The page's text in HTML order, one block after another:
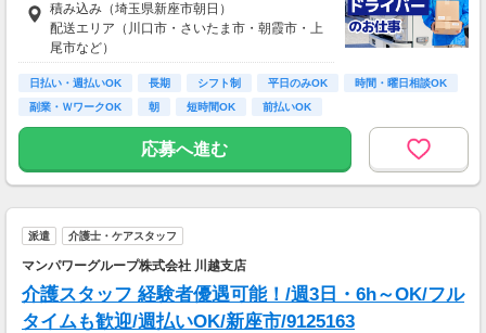
積み込み（埼玉県新座市朝日）
配送エリア（川口市・さいたま市・朝霞市・上
尾市など）
日払い・週払いOK 長期 シフト制 平日のみOK
時間・曜日相談OK
副業・ＷワークOK
朝 短時間OK 前払いOK
応募へ進む
派遣 介護士・ケアスタッフ
マンパワーグループ株式会社 川越支店
介護スタッフ 経験者優遇可能！/週3日・6h～OK/フル
タイムも歓迎/週払いOK/新座市/9125163